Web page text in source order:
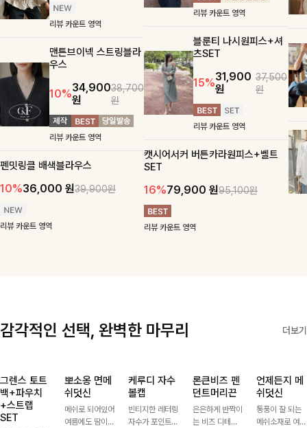
리뷰 카운트 영역
맨튼브이넥 스트링블라
우스
10%34,900
원
38,700
원
리뷰 카운트 영역
펜밋링클 배색블라우스
10%36,000 원39,900원
리뷰 카운트 영역
리뷰 카운트 영역
블룬티 나시원피스+셔
츠SET
15%31,900
원
37,500
원
리뷰 카운트 영역
캣시어서커 버튼카라원피스+벨트
SET
16%79,900 원95,100원
리뷰 카운트 영역
감각적인 선택, 완벽한 마무리 더보기
그렌스 토트
백+파우치
+스트랩
SET
뽀소옹 면메
쉬덧신
메쉬로 되어있어
여름에도 땀이
케루디 자수
볼캡
빈티지한 레터링
자수가 포인트가
론큰비즈 펜
던트머리끈
은은하게 반짝이
는 비즈 디테일
언제든지 메
쉬덧신
통풍이 잘 되는
메쉬소재로 여름